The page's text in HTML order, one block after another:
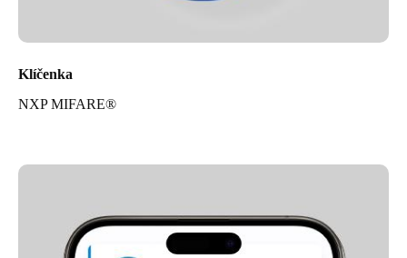
Klíčenka
NXP MIFARE®